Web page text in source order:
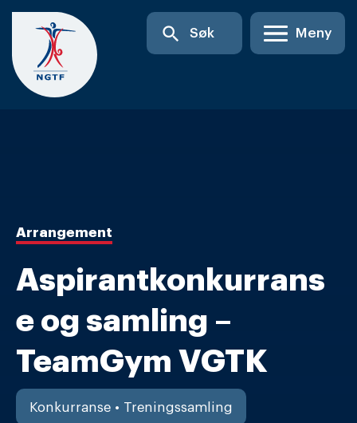
Skip
content
search Søk Meny
Arrangement
Aspirantkonkurrans
e og samling –
TeamGym VGTK
Konkurranse • Treningssamling